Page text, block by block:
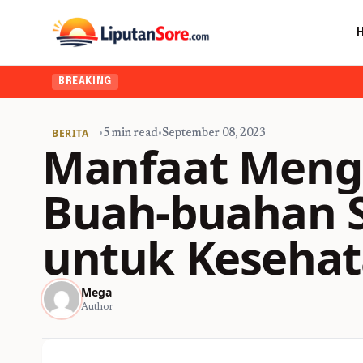
BREAKING
BERITA •5 min read•September 08, 2023
Manfaat
Buah-buahan
untuk
Mega
Author